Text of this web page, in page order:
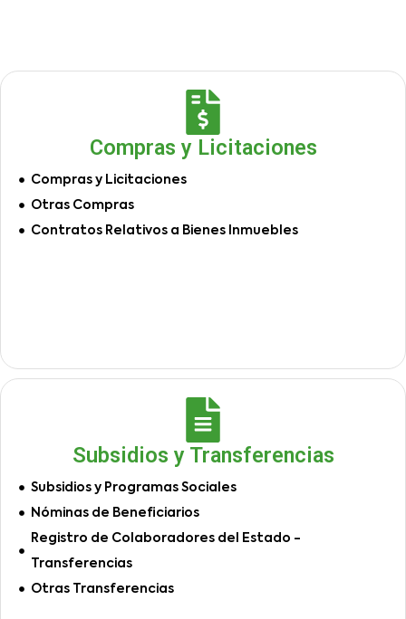
Compras y Licitaciones
Compras y Licitaciones
Otras Compras
Contratos Relativos a Bienes Inmuebles
Subsidios y Transferencias
Subsidios y Programas Sociales
Nóminas de Beneficiarios
Registro de Colaboradores del Estado -
Transferencias
Otras Transferencias